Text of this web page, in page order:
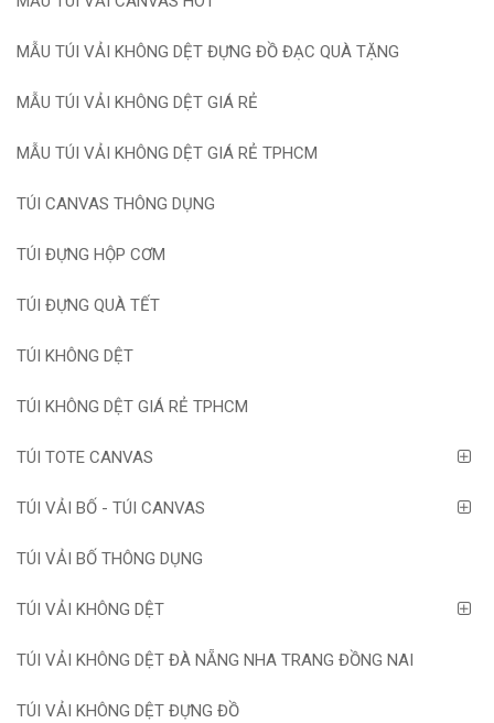
MẪU TÚI VẢI KHÔNG DỆT ĐỰNG ĐỒ ĐẠC QUÀ TẶNG
MẪU TÚI VẢI KHÔNG DỆT GIÁ RẺ
MẪU TÚI VẢI KHÔNG DỆT GIÁ RẺ TPHCM
TÚI CANVAS THÔNG DỤNG
TÚI ĐỰNG HỘP CƠM
TÚI ĐỰNG QUÀ TẾT
TÚI KHÔNG DỆT
TÚI KHÔNG DỆT GIÁ RẺ TPHCM
TÚI TOTE CANVAS
TÚI VẢI BỐ - TÚI CANVAS
TÚI VẢI BỐ THÔNG DỤNG
TÚI VẢI KHÔNG DỆT
TÚI VẢI KHÔNG DỆT ĐÀ NẴNG NHA TRANG ĐỒNG NAI
TÚI VẢI KHÔNG DỆT ĐỰNG ĐỒ